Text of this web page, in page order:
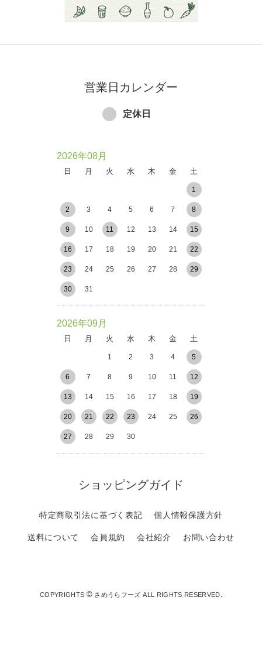
営業日カレンダー
定休日
2026年08月
日 月 火 水 木 金 土
1
2 3 4 5 6 7 8
9 10 11 12 13 14 15
16 17 18 19 20 21 22
23 24 25 26 27 28 29
30 31
2026年09月
日 月 火 水 木 金 土
1 2 3 4 5
6 7 8 9 10 11 12
13 14 15 16 17 18 19
20 21 22 23 24 25 26
27 28 29 30
ショッピングガイド
特定商取引法に基づく表記 個人情報保護方針
送料について 会員規約 会社紹介 お問い合わせ
COPYRIGHTS © さめうらフーズ ALL RIGHTS RESERVED.